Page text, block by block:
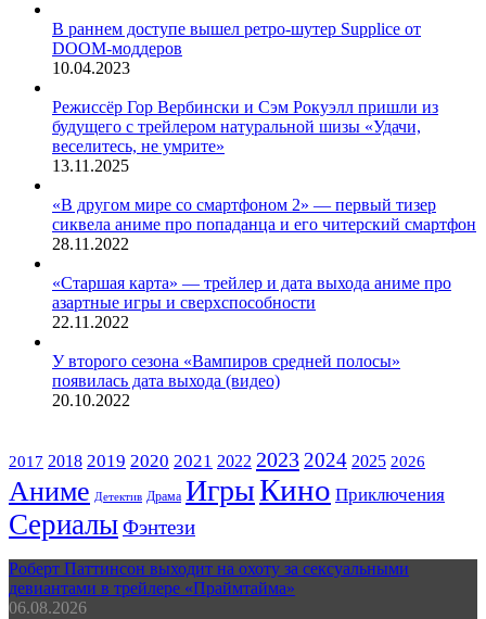
В раннем доступе вышел ретро-шутер Supplice от
DOOM-моддеров
10.04.2023
Режиссёр Гор Вербински и Сэм Рокуэлл пришли из
будущего с трейлером натуральной шизы «Удачи,
веселитесь, не умрите»
13.11.2025
«В другом мире со смартфоном 2» — первый тизер
сиквела аниме про попаданца и его читерский смартфон
28.11.2022
«Старшая карта» — трейлер и дата выхода аниме про
азартные игры и сверхспособности
22.11.2022
У второго сезона «Вампиров средней полосы»
появилась дата выхода (видео)
20.10.2022
2017 2018 2019 2020 2021 2022 2023 2024 2025 2026
Аниме Детектив Драма ИгрыКино Приключения
СериалыФэнтези
Роберт Паттинсон выходит на охоту за сексуальными
девиантами в трейлере «Праймтайма»
06.08.2026